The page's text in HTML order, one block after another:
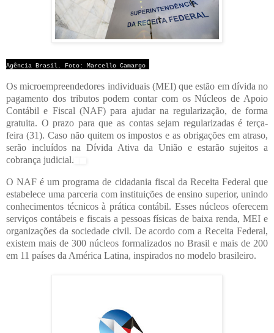
Agência Brasil. Foto: Marcello Camargo
Os microempreendedores individuais (MEI) que estão em dívida no
pagamento dos tributos podem contar com os Núcleos de Apoio
Contábil e Fiscal (NAF) para ajudar na regularização, de forma
gratuita. O prazo para que as contas sejam regularizadas é terça-
feira (31). Caso não quitem os impostos e as obrigações em atraso,
serão incluídos na Dívida Ativa da União e estarão sujeitos a
cobrança judicial.
O NAF é um programa de cidadania fiscal da Receita Federal que
estabelece uma parceria com instituições de ensino superior, unindo
conhecimentos técnicos à prática contábil. Esses núcleos oferecem
serviços contábeis e fiscais a pessoas físicas de baixa renda, MEI e
organizações da sociedade civil. De acordo com a Receita Federal,
existem mais de 300 núcleos formalizados no Brasil e mais de 200
em 11 países da América Latina, inspirados no modelo brasileiro.